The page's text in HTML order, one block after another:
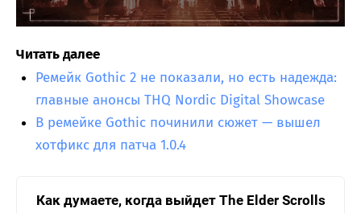
Читать далее
Ремейк Gothic 2 не показали, но есть надежда:
главные анонсы THQ Nordic Digital Showcase
В ремейке Gothic починили сюжет — вышел
хотфикс для патча 1.0.4
Как думаете, когда выйдет The Elder Scrolls